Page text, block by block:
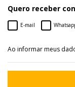
Quero receber
E-mail
Ao informar meus